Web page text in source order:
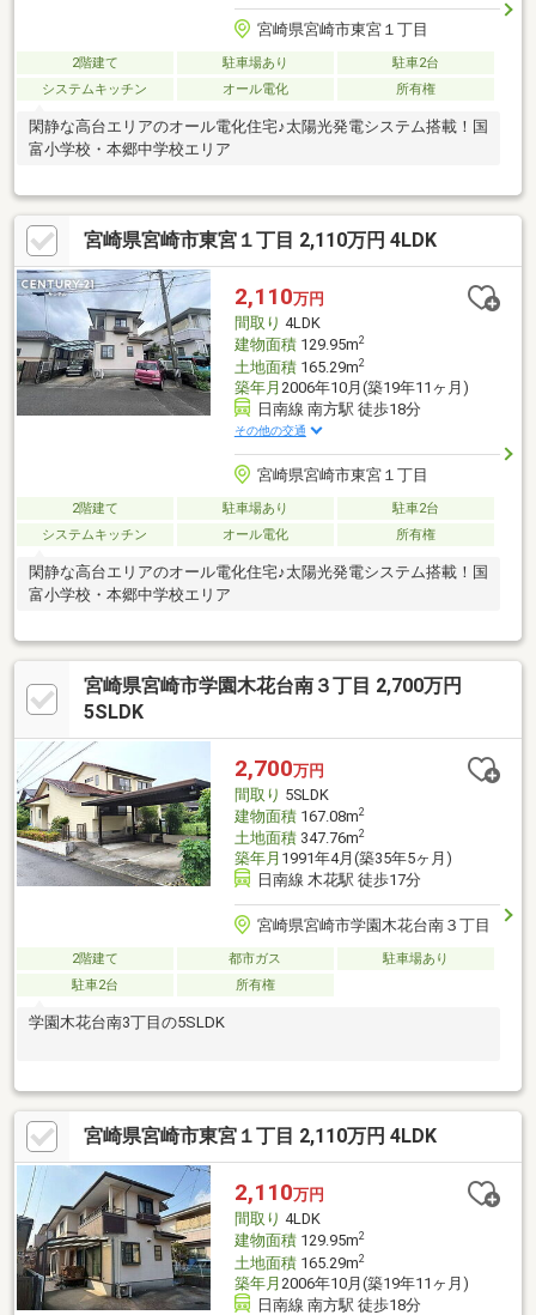
宮崎県宮崎市東宮１丁目
2階建て 駐車場あり
駐車2台
システムキッチン
オール電化 所有権
閑静な高台エリアのオール電化住宅♪太陽光発電システム搭載！国
富小学校・本郷中学校エリア
宮崎県宮崎市東宮１丁目 2,110万円 4LDK
2,110万円
間取り 4LDK
建物面積129.95m2
土地面積165.29m2
築年月 2006年10月(築19年11ヶ月)
日南線 南方駅 徒歩18分
その他の交通
宮崎県宮崎市東宮１丁目
2階建て 駐車場あり
駐車2台
システムキッチン
オール電化 所有権
閑静な高台エリアのオール電化住宅♪太陽光発電システム搭載！国
富小学校・本郷中学校エリア
宮崎県宮崎市学園木花台南３丁目 2,700万円
5SLDK
2,700万円
間取り 5SLDK
建物面積167.08m2
土地面積347.76m2
築年月 1991年4月(築35年5ヶ月)
日南線 木花駅 徒歩17分
宮崎県宮崎市学園木花台南３丁目
2階建て 都市ガス
駐車場あり
駐車2台
所有権
学園木花台南3丁目の5SLDK
宮崎県宮崎市東宮１丁目 2,110万円 4LDK
2,110万円
間取り 4LDK
建物面積129.95m2
土地面積165.29m2
築年月 2006年10月(築19年11ヶ月)
日南線 南方駅 徒歩18分